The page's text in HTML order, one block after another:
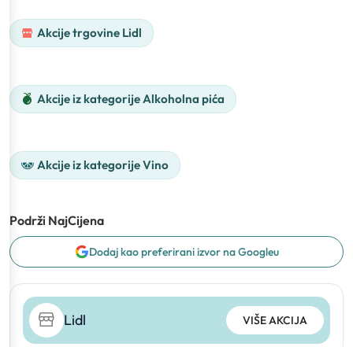
Akcije trgovine Lidl
Akcije iz kategorije Alkoholna pića
Akcije iz kategorije Vino
Podrži NajCijena
Dodaj kao preferirani izvor na Googleu
Lidl VIŠE AKCIJA